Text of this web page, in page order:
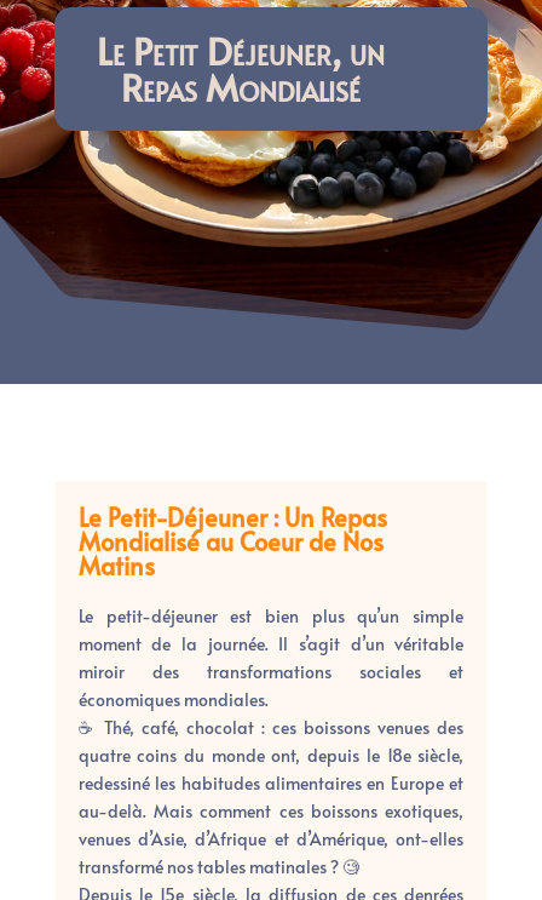
Le Petit Déjeuner, un
Repas Mondialisé
Le Petit-Déjeuner : Un Repas
Mondialisé au Coeur de Nos
Matins
Le petit-déjeuner est bien plus qu’un simple
moment de la journée. Il s’agit d’un véritable
miroir des transformations sociales et
économiques mondiales.
☕ Thé, café, chocolat : ces boissons venues des
quatre coins du monde ont, depuis le 18e siècle,
redessiné les habitudes alimentaires en Europe et
au-delà. Mais comment ces boissons exotiques,
venues d’Asie, d’Afrique et d’Amérique, ont-elles
transformé nos tables matinales ? 🧐
Depuis le 15e siècle, la diffusion de ces denrées